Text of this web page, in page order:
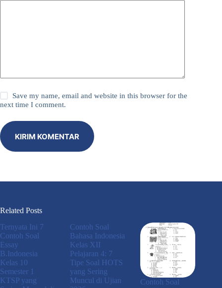
Save my name, email and website in this browser for the
next time I comment.
KIRIM KOMENTAR
Related Posts
Ternyata Ini 7
Contoh Soal
Essay
B.Indonesia
Kelas 10
Semester 1
KTSP yang
Contoh Soal
Bahasa Indonesia
Kelas XII
Pelajaran 4: 7
Tipe Soal HOTS
yang Sering
Muncul di Ujian
Contoh Soal